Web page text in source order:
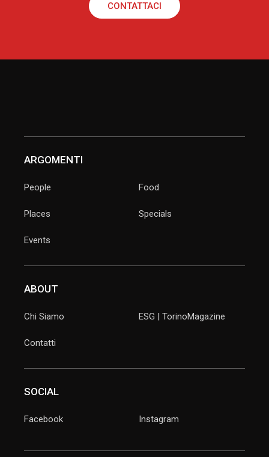
CONTATTACI
ARGOMENTI
People
Places
Events
Food
Specials
ABOUT
Chi Siamo
Contatti
ESG | TorinoMagazine
SOCIAL
Facebook Instagram